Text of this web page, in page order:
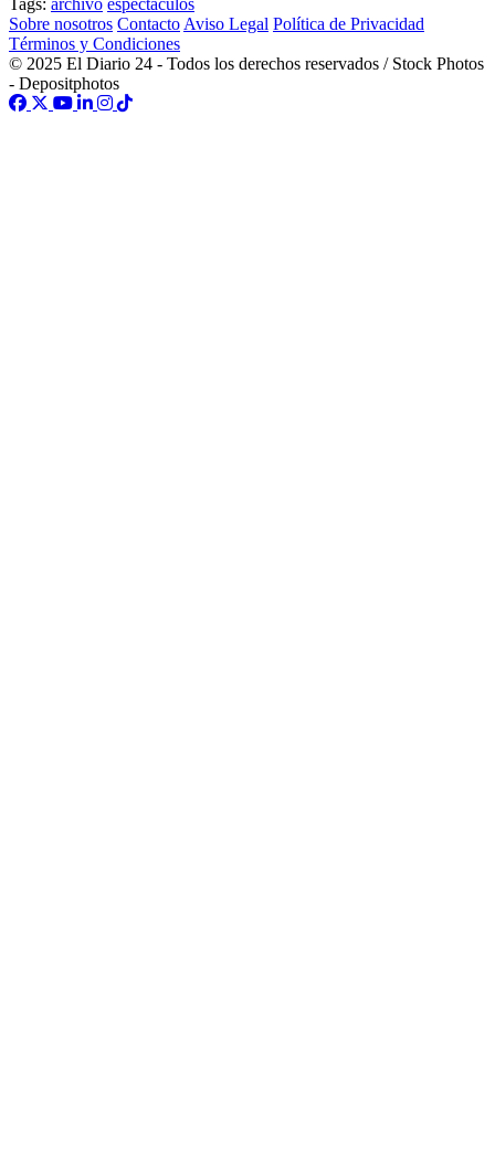
Sobre nosotros Contacto Aviso Legal Política de Privacidad
Términos y Condiciones
© 2025 El Diario 24 - Todos los derechos reservados / Stock Photos
- Depositphotos